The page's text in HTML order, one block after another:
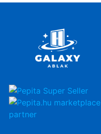
marketplace
partner